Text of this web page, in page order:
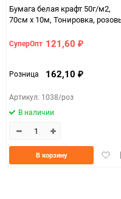
Бумага белая крафт 50г/м2,
70см x 10м, Тонировка,
СуперОпт 121,60 ₽
Розница 162,10 ₽
Артикул: 1038/роз
В наличии
В корзину